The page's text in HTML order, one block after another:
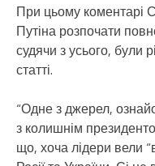
При цьому коментарі
Путіна розпочати
судячи з усього, були
статті.
“Одне з джерел,
з колишнім
що, хоча лідери вели